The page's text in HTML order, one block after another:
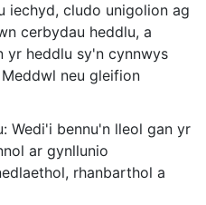
iechyd, cludo unigolion ag
cerbydau heddlu, a
yr heddlu sy'n cynnwys
neu gleifion
Wedi'i bennu'n lleol gan yr
ar gynllunio
rhanbarthol a